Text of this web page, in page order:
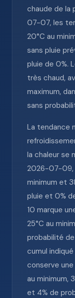
chaude de la
07-07, les
20°C au
sans pluie
pluie de 0%.
très chaud,
maximum,
sans
La tendance
la chaleur se
2026-07-09,
minimum et
pluie et 0%
10 marque
25°C au
probabilité
cumul
conserve
au minimum,
et 4% de